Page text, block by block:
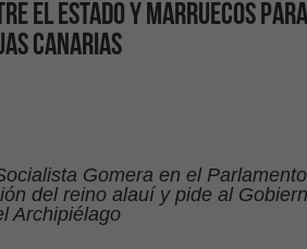
el Estado y Marruecos
canarias
Gomera en el
del reino alauí y pide al
Archipiélago